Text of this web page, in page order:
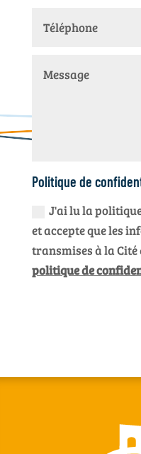
Politique de
J'ai lu la
et accepte que les
transmises à la Cité
politique de